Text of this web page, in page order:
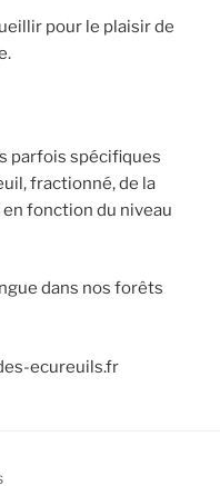
pour le plaisir de
parfois spécifiques
fractionné, de la
fonction du niveau
dans nos forêts
ecureuils.fr